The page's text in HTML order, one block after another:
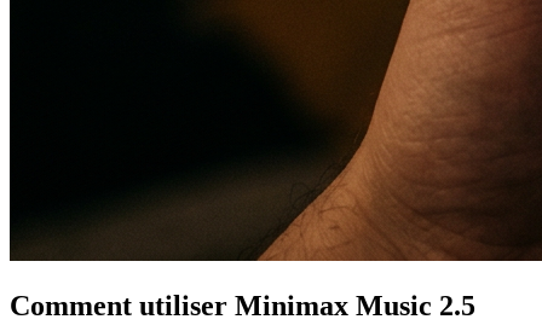
Comment utiliser Minimax Music 2.5